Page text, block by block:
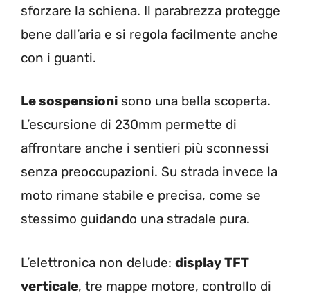
sforzare la schiena. Il parabrezza protegge
bene dall’aria e si regola facilmente anche
con i guanti.
Le sospensioni sono una bella scoperta.
L’escursione di 230mm permette di
affrontare anche i sentieri più sconnessi
senza preoccupazioni. Su strada invece la
moto rimane stabile e precisa, come se
stessimo guidando una stradale pura.
L’elettronica non delude: display TFT
verticale, tre mappe motore, controllo di